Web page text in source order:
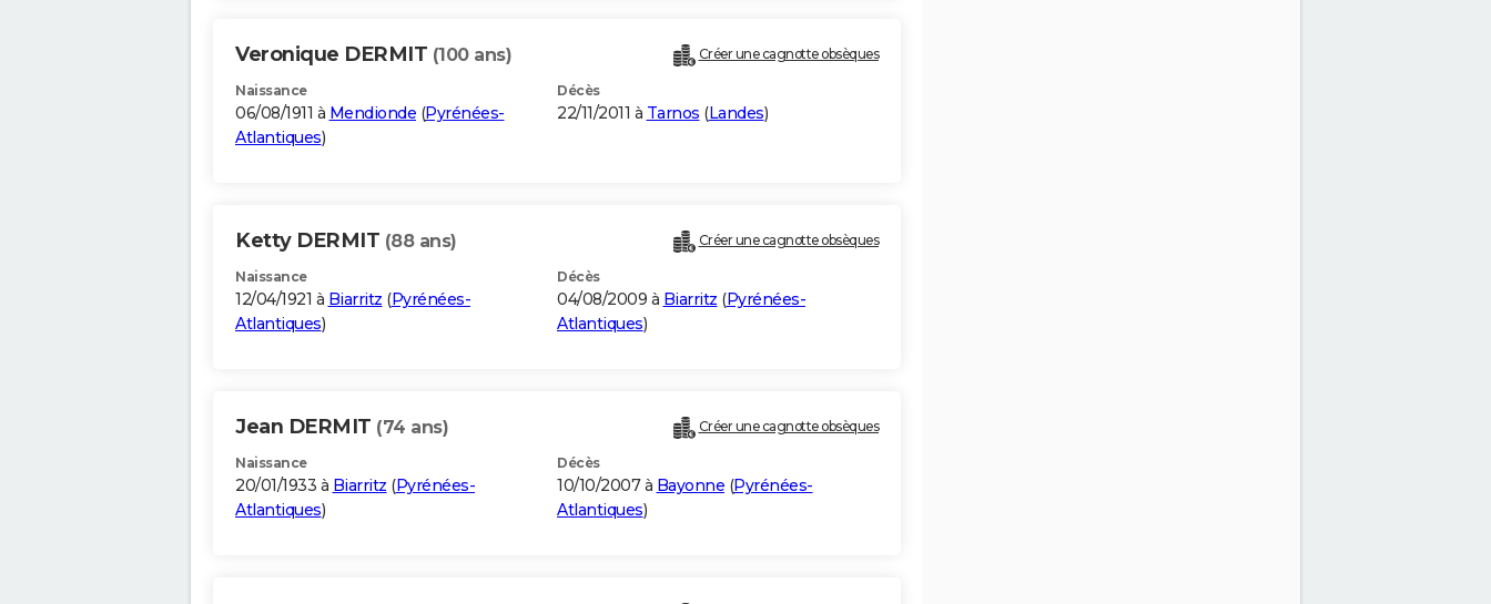
Veronique DERMIT (100 ans) Créer une cagnotte obsèques
Naissance
06/08/1911 à Mendionde (Pyrénées-
Atlantiques)
Décès
22/11/2011 à Tarnos (Landes)
Ketty DERMIT (88 ans) Créer une cagnotte obsèques
Naissance
12/04/1921 à Biarritz (Pyrénées-
Atlantiques)
Décès
04/08/2009 à Biarritz (Pyrénées-
Atlantiques)
Jean DERMIT (74 ans) Créer une cagnotte obsèques
Naissance
20/01/1933 à Biarritz (Pyrénées-
Atlantiques)
Décès
10/10/2007 à Bayonne (Pyrénées-
Atlantiques)